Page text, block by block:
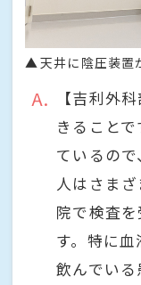
天井に陰圧装置
A
【吉利外
きること
ているの
人はさま
院で検査
す。特に
飲んでい